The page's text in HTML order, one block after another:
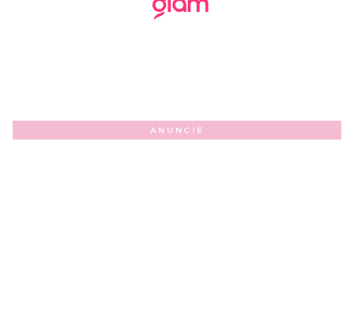
ANUNCIE